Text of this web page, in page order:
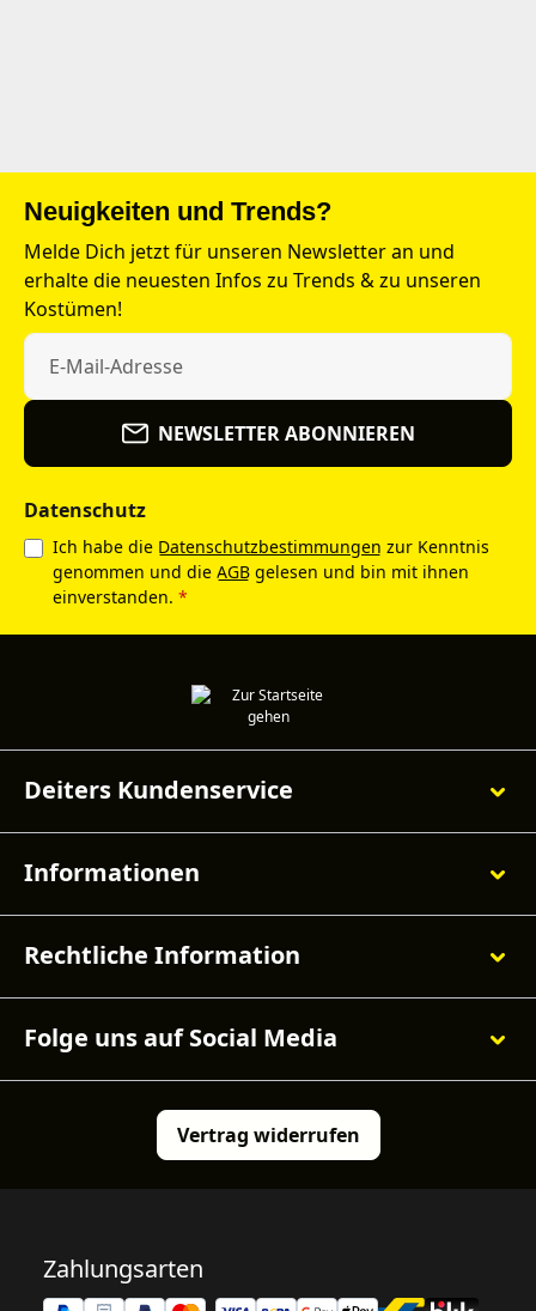
Neuigkeiten und Trends?
Melde Dich jetzt für unseren Newsletter an und
erhalte die neuesten Infos zu Trends & zu unseren
Kostümen!
NEWSLETTER ABONNIEREN
Datenschutz
Ich habe die Datenschutzbestimmungen zur Kenntnis
genommen und die AGB gelesen und bin mit ihnen
einverstanden. *
Deiters Kundenservice
Informationen
Rechtliche Information
Folge uns auf Social Media
Vertrag widerrufen
Zahlungsarten